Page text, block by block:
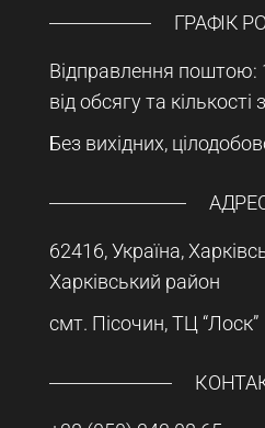
ГРАФІК
Відправлення поштою:
від обсягу та
Без вихідних,
62416, Україна,
Харківський район
смт. Пісочин, ТЦ “Лоск”